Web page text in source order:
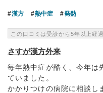
漢方 熱中症 発熱
この口コミは受診から5年以上経
さすが漢方外来
毎年熱中症が酷く、今年は
ていました。
かかりつけの病院に相談し